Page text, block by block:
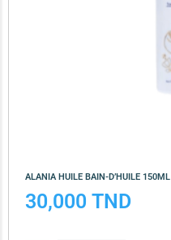
ALANIA HUILE BAIN-D’HUILE 150ML
30,000 TND